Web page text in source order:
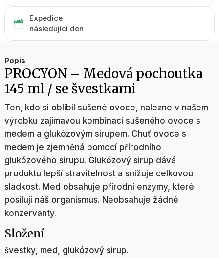

Expedice
následující den
Popis
PROCYON – Medová pochoutka
145 ml / se švestkami
Ten, kdo si oblíbil sušené ovoce, nalezne v našem
výrobku zajímavou kombinaci sušeného ovoce s
medem a glukózovým sirupem. Chuť ovoce s
medem je zjemněná pomocí přírodního
glukózového sirupu. Glukózový sirup dává
produktu lepší stravitelnost a snižuje celkovou
sladkost. Med obsahuje přírodní enzymy, které
posilují náš organismus. Neobsahuje žádné
konzervanty.
Složení
švestky, med, glukózový sirup.